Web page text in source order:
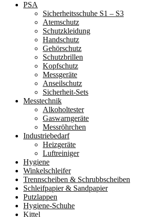
PSA
Sicherheitsschuhe S1 – S3
Atemschutz
Schutzkleidung
Handschutz
Gehörschutz
Schutzbrillen
Kopfschutz
Messgeräte
Anseilschutz
Sicherheit-Sets
Messtechnik
Alkoholtester
Gaswarngeräte
Messröhrchen
Industriebedarf
Heizgeräte
Luftreiniger
Hygiene
Winkelschleifer
Trennscheiben & Schrubbscheiben
Schleifpapier & Sandpapier
Putzlappen
Hygiene-Schuhe
Kittel